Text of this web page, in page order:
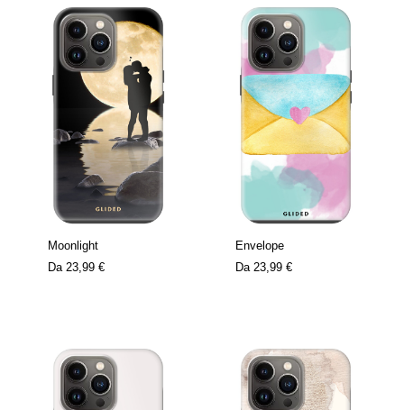
Moonlight
Da 23,99 €
Envelope
Da 23,99 €